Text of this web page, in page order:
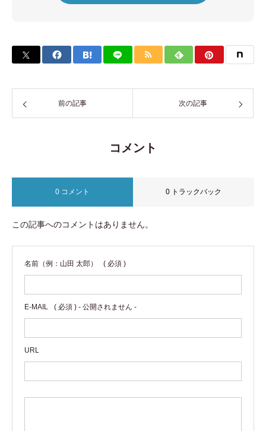
前の記事 次の記事
コメント
0 コメント 0 トラックバック
この記事へのコメントはありません。
名前（例：山田 太郎） ( 必須 )
E-MAIL ( 必須 ) - 公開されません -
URL